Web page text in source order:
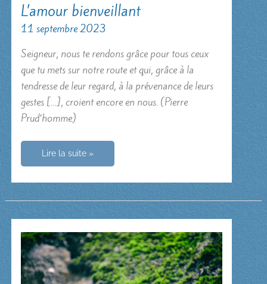
L’amour bienveillant
11 septembre 2023
Seigneur, nous te rendons grâce pour tous ceux
que tu mets sur notre route et qui, grâce à la
tendresse de leur regard, à la prévenance de leurs
gestes […], croient encore en nous. (Pierre
Prud’homme)
L’amour
Lire la suite »